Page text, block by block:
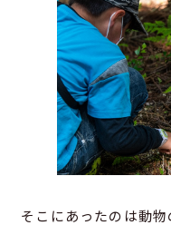
そこにあったのは動物